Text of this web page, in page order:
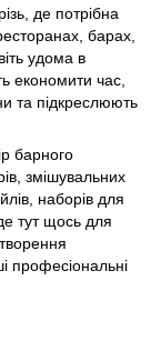
де потрібна
барах,
удома в
економити час,
та підкреслюють
барного
змішувальних
наборів для
тут щось для
професіональні